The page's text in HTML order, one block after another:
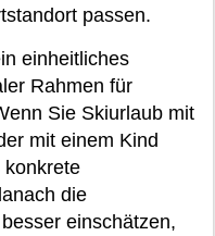
passen.
einheitliches
Rahmen für
Sie Skiurlaub mit
mit einem Kind
konkrete
die
einschätzen,